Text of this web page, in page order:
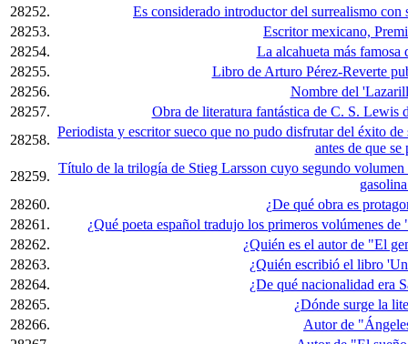
28252.
Es considerado introductor del surrealismo
28253.
Escritor mexicano,
28254.
La alcahueta más famosa
28255.
Libro de Arturo Pérez-Reverte
28256.
Nombre del
28257.
Obra de literatura fantástica de C. S. Lewis
28258.
Periodista y escritor sueco que no pudo disfrutar del éxito
antes de que se
28259.
Título de la trilogía de Stieg Larsson cuyo segundo
28260.
¿De qué obra es
28261.
¿Qué poeta español tradujo los primeros volúmenes
28262.
¿Quién es el autor de "El
28263.
¿Quién escribió el libro
28264.
¿De qué nacionalidad era
28265.
¿Dónde surge la
28266.
Autor de